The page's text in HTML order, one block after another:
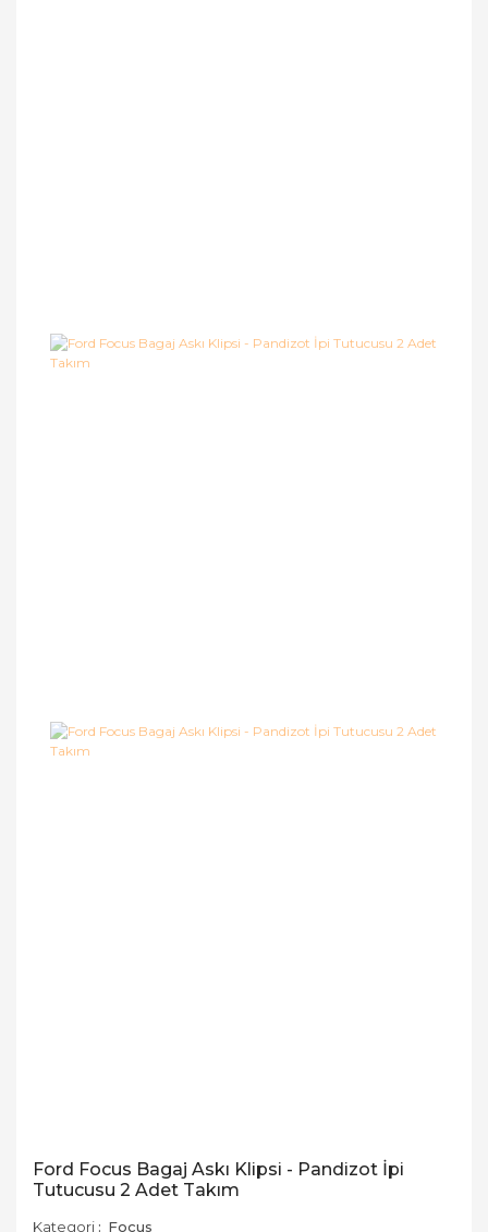
Ford Focus Bagaj Askı Klipsi - Pandizot İpi
Tutucusu 2 Adet Takım
Kategori Focus